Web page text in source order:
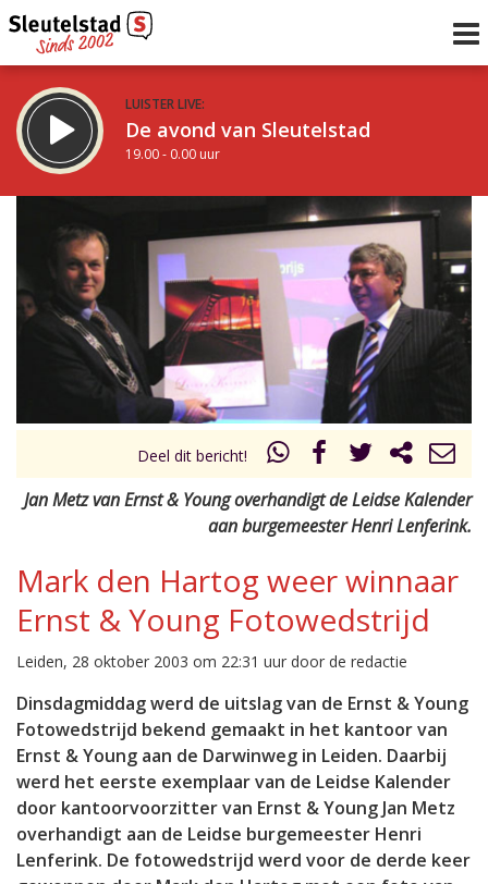
LUISTER LIVE:
De avond van Sleutelstad
19.00 - 0.00 uur
De nacht van Sleutelstad
0.00 - 6.00 uur
Vorig uur
Volgend uur
Inklappen
Deel dit bericht!
Jan Metz van Ernst & Young overhandigt de Leidse Kalender
aan burgemeester Henri Lenferink.
Mark den Hartog weer winnaar
Ernst & Young Fotowedstrijd
Leiden, 28 oktober 2003 om 22:31 uur door de redactie
Dinsdagmiddag werd de uitslag van de Ernst & Young
Fotowedstrijd bekend gemaakt in het kantoor van
Ernst & Young aan de Darwinweg in Leiden. Daarbij
werd het eerste exemplaar van de Leidse Kalender
door kantoorvoorzitter van Ernst & Young Jan Metz
overhandigt aan de Leidse burgemeester Henri
Lenferink. De fotowedstrijd werd voor de derde keer